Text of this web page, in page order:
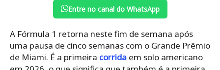
Entre no canal do WhatsApp
A Fórmula 1 retorna neste fim de semana após
uma pausa de cinco semanas com o Grande Prêmio
de Miami. É a primeira corrida em solo americano